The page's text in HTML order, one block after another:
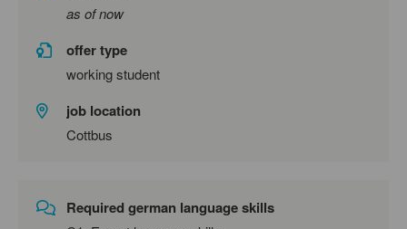
as of now
offer type
working student
job location
Cottbus
Required german language skills